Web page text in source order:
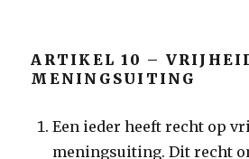
ARTIKEL 10 –
MENINGSUITING
Een ieder heeft recht op
meningsuiting. Dit recht